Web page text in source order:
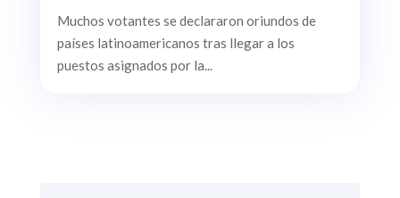
Muchos votantes se declararon oriundos de
países latinoamericanos tras llegar a los
puestos asignados por la...